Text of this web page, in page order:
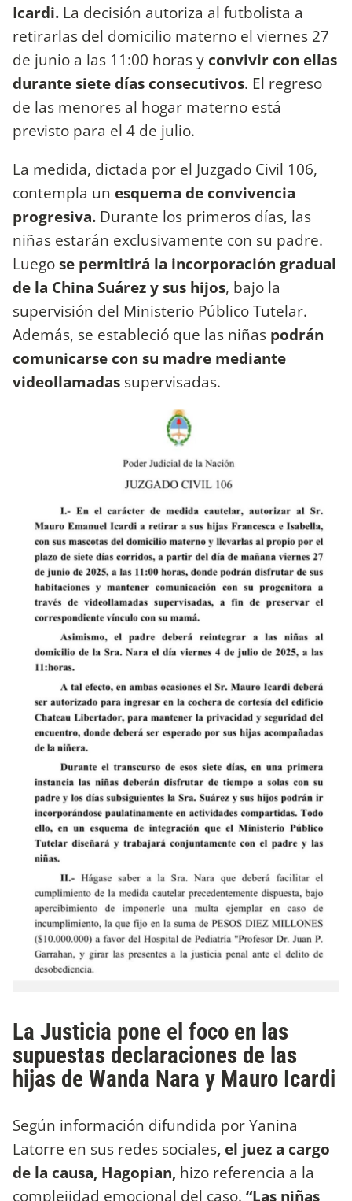
Icardi. La decisión autoriza al futbolista a
retirarlas del domicilio materno el viernes 27
de junio a las 11:00 horas y convivir con ellas
durante siete días consecutivos. El regreso
de las menores al hogar materno está
previsto para el 4 de julio.
La medida, dictada por el Juzgado Civil 106,
contempla un esquema de convivencia
progresiva. Durante los primeros días, las
niñas estarán exclusivamente con su padre.
Luegose permitirá la incorporación gradual
de la China Suárez y sus hijos, bajo la
supervisión del Ministerio Público Tutelar.
Además, se estableció que las niñas podrán
comunicarse con su madre mediante
videollamadas supervisadas.
La Justicia pone el foco en las
supuestas declaraciones de las
hijas de Wanda Nara y Mauro Icardi
Según información difundida por Yanina
Latorre en sus redes sociales, el juez a cargo
de la causa, Hagopian, hizo referencia a la
complejidad emocional del caso. “Las niñas